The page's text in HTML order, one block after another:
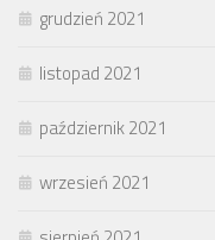
grudzień 2021
listopad 2021
październik 2021
wrzesień 2021